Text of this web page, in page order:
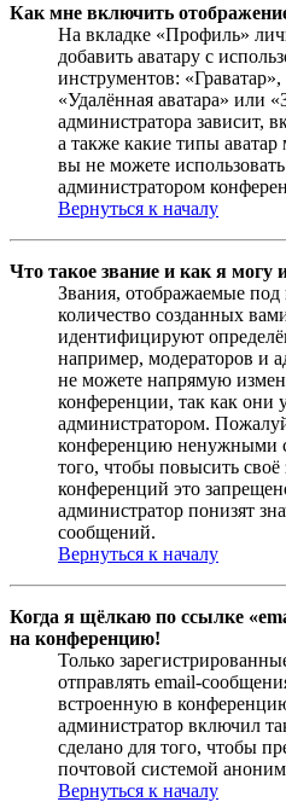
Как мне включить
На вкладке «Профиль»
добавить аватару с
инструментов: «Граватар»,
«Удалённая аватара» или
администратора зависит,
а также какие типы
вы не можете
администратором
Вернуться к началу
Что такое звание и как я могу
Звания, отображаемые
количество созданных
идентифицируют
например, модераторов и
не можете напрямую
конференции, так как они
администратором.
конференцию ненужными
того, чтобы повысить
конференций это
администратор понизят
сообщений.
Вернуться к началу
Когда я щёлкаю по ссылке
на конференцию!
Только
отправлять email-
встроенную в
администратор включил
сделано для того, чтобы
почтовой системой
Вернуться к началу